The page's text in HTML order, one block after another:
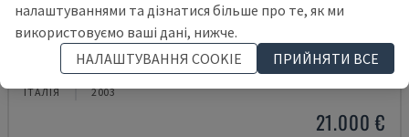
MYNX 550
DAEWOO - ВЕРТИКАЛЬНИЙ ОБРОБНИЙ ЦЕНТР
ІТАЛІЯ 2003
21.000 €
налаштуваннями та дізнатися більше про те, як ми
використовуємо ваші дані, нижче.
НАЛАШТУВАННЯ COOKIE
ПРИЙНЯТИ ВСЕ